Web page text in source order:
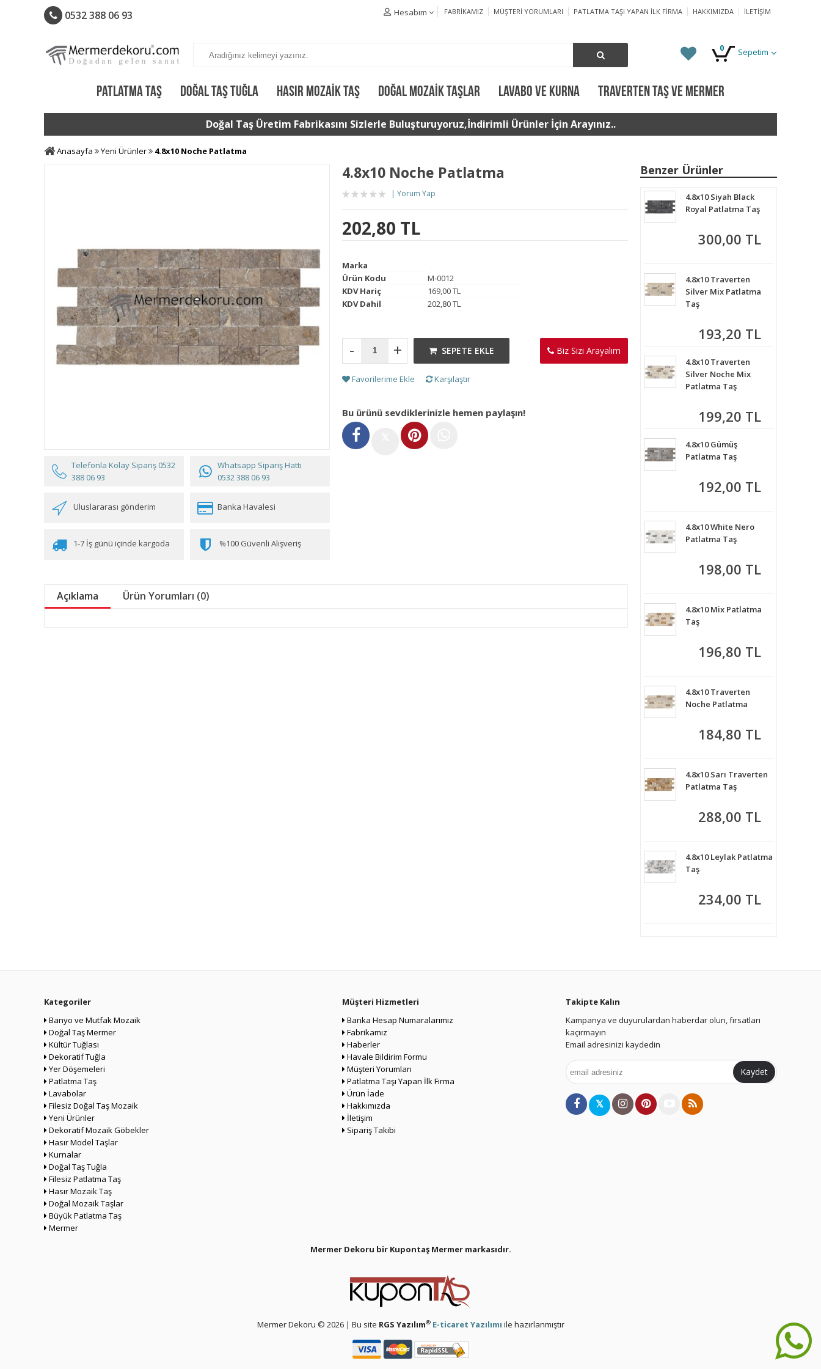
0532 388 06 93 FABRIKAMIZ MÜŞTERI YORUMLARI PATLATMA TAŞI YAPAN İLK FIRMA HAKKIMIZDA İLETIŞIM
Hesabım
Sepetim
0
PATLATMA TAŞ DOĞAL TAŞ TUĞLA HASIR MOZAIK TAŞ DOĞAL MOZAIK TAŞLAR LAVABO VE KURNA TRAVERTEN TAŞ VE MERMER
Doğal Taş Üretim Fabrikasını Sizlerle Buluşturuyoruz,İndirimli Ürünler İçin Arayınız..
Anasayfa Yeni Ürünler 4.8x10 Noche Patlatma
Telefonla Kolay Sipariş 0532
388 06 93
Whatsapp Sipariş Hattı
0532 388 06 93
Uluslararası gönderim Banka Havalesi
1-7 İş günü içinde kargoda %100 Güvenli Alışveriş
4.8x10 Noche Patlatma
Yorum Yap
202,80 TL
Marka
Ürün Kodu
M-0012
KDV Hariç
169,00 TL
KDV Dahil
202,80 TL
- + SEPETE EKLE
Favorilerime Ekle Karşılaştır
Biz Sizi Arayalım
Bu ürünü sevdiklerinizle hemen paylaşın!
Açıklama Ürün Yorumları (0)
Benzer Ürünler
4.8x10 Siyah Black
Royal Patlatma Taş
300,00 TL
4.8x10 Traverten
Silver Mix Patlatma
Taş
193,20 TL
4.8x10 Traverten
Silver Noche Mix
Patlatma Taş
199,20 TL
4.8x10 Gümüş
Patlatma Taş
192,00 TL
4.8x10 White Nero
Patlatma Taş
198,00 TL
4.8x10 Mix Patlatma
Taş
196,80 TL
4.8x10 Traverten
Noche Patlatma
184,80 TL
4.8x10 Sarı Traverten
Patlatma Taş
288,00 TL
4.8x10 Leylak Patlatma
Taş
234,00 TL
Kategoriler
Banyo ve Mutfak Mozaik
Doğal Taş Mermer
Kültür Tuğlası
Dekoratif Tuğla
Yer Döşemeleri
Patlatma Taş
Lavabolar
Filesiz Doğal Taş Mozaik
Yeni Ürünler
Dekoratif Mozaik Göbekler
Hasır Model Taşlar
Kurnalar
Doğal Taş Tuğla
Filesiz Patlatma Taş
Hasır Mozaik Taş
Doğal Mozaik Taşlar
Büyük Patlatma Taş
Mermer
Müşteri Hizmetleri
Banka Hesap Numaralarımız
Fabrikamız
Haberler
Havale Bildirim Formu
Müşteri Yorumları
Patlatma Taşı Yapan İlk Firma
Ürün İade
Hakkımızda
İletişim
Sipariş Takibi
Takipte Kalın
Kampanya ve duyurulardan haberdar olun, fırsatları
kaçırmayın
Email adresinizi kaydedin
Kaydet
𝕏
Mermer Dekoru bir Kupontaş Mermermarkasıdır.
Mermer Dekoru © 2026 | Bu site RGS Yazılım® E-ticaret Yazılımı ile hazırlanmıştır